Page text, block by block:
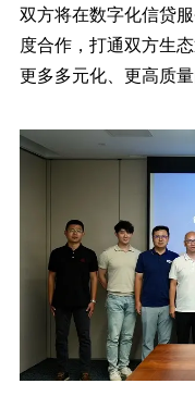
双方将在数字化信贷
度合作，打通双方生
更多多元化、更高质